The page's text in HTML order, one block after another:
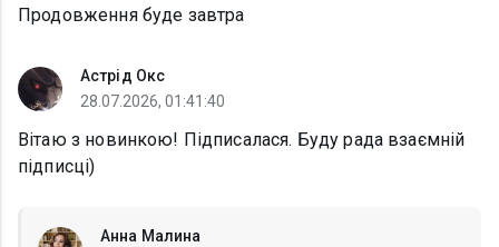
Продовження буде завтра
Астрід Окс
28.07.2026, 01:41:40
Вітаю з новинкою! Підписалася. Буду рада взаємній
підписці)
Анна Малина